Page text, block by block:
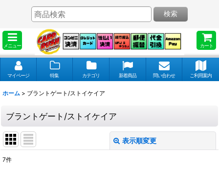
メニュー カート
検索
マイページ 特集 カテゴリ 新着商品 問い合わせ ご利用案内
ホーム > ブラントゲート/ストイケイア
ブラントゲート/ストイケイア
表示順変更
7件